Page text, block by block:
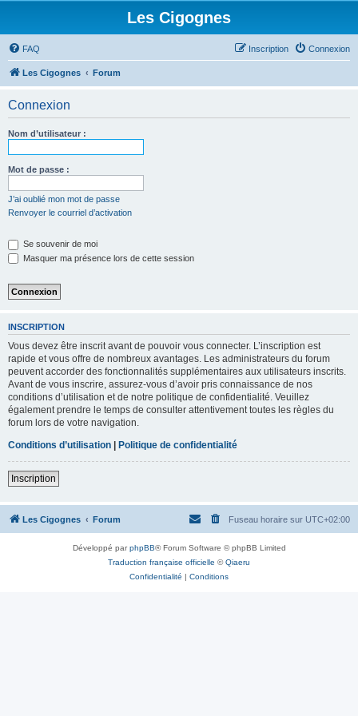
Les Cigognes
FAQ Connexion
Inscription
Les Cigognes Forum
Connexion
Nom d’utilisateur :
Mot de passe :
J’ai oublié mon mot de passe
Renvoyer le courriel d’activation
Se souvenir de moi
Masquer ma présence lors de cette session
INSCRIPTION
Vous devez être inscrit avant de pouvoir vous connecter. L’inscription est
rapide et vous offre de nombreux avantages. Les administrateurs du forum
peuvent accorder des fonctionnalités supplémentaires aux utilisateurs inscrits.
Avant de vous inscrire, assurez-vous d’avoir pris connaissance de nos
conditions d’utilisation et de notre politique de confidentialité. Veuillez
également prendre le temps de consulter attentivement toutes les règles du
forum lors de votre navigation.
Conditions d’utilisation | Politique de confidentialité
Inscription
Les Cigognes Forum Fuseau horaire sur UTC+02:00
Développé parphpBB® Forum Software © phpBB Limited
Traduction française officielle ©Qiaeru
Confidentialité | Conditions